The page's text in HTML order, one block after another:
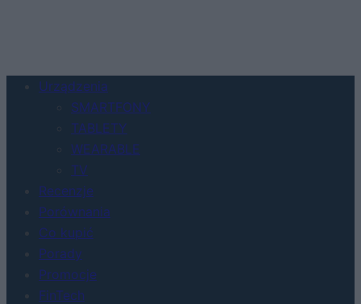
Urządzenia
SMARTFONY
TABLETY
WEARABLE
TV
Recenzje
Porównania
Co kupić
Porady
Promocje
FinTech